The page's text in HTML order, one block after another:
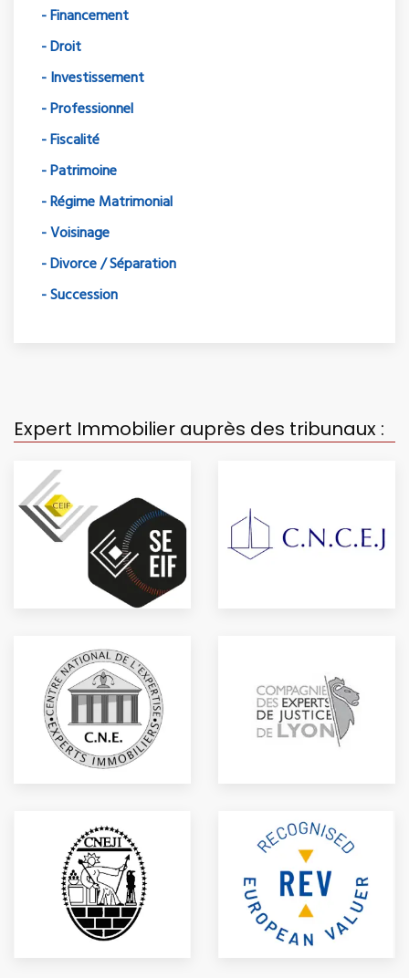
- Financement
- Droit
- Investissement
- Professionnel
- Fiscalité
- Patrimoine
- Régime Matrimonial
- Voisinage
- Divorce / Séparation
- Succession
Expert Immobilier auprès des tribunaux :